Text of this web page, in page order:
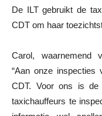
De ILT gebruikt de
CDT om haar
Carol, waarnemend
“Aan onze
CDT. Voor ons is de
taxichauffeurs te